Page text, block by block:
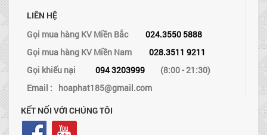
LIÊN HỆ
Gọi mua hàng KV Miền Bắc
024.3550 5888
Gọi mua hàng KV Miền Nam
028.3511 9211
Gọi khiếu nại
094 3203999
(8:00 - 21:30)
Email : hoaphat185@gmail.com
KẾT NỐI VỚI CHÚNG TÔI